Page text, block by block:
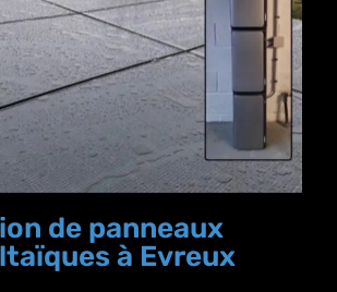
de panneaux
à Evreux